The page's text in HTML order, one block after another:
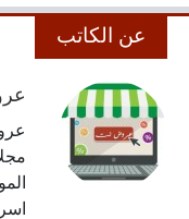
عن الكاتب